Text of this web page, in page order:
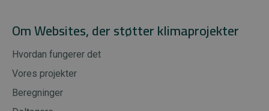
Om Websites, der støtter klimaprojekter
Hvordan fungerer det
Vores projekter
Beregninger